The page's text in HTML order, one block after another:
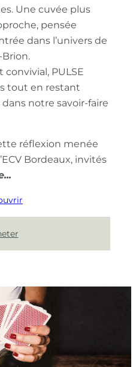
Une cuvée plus
pensée
dans l’univers de
PULSE
tout en restant
notre savoir-faire
réflexion menée
Bordeaux, invités